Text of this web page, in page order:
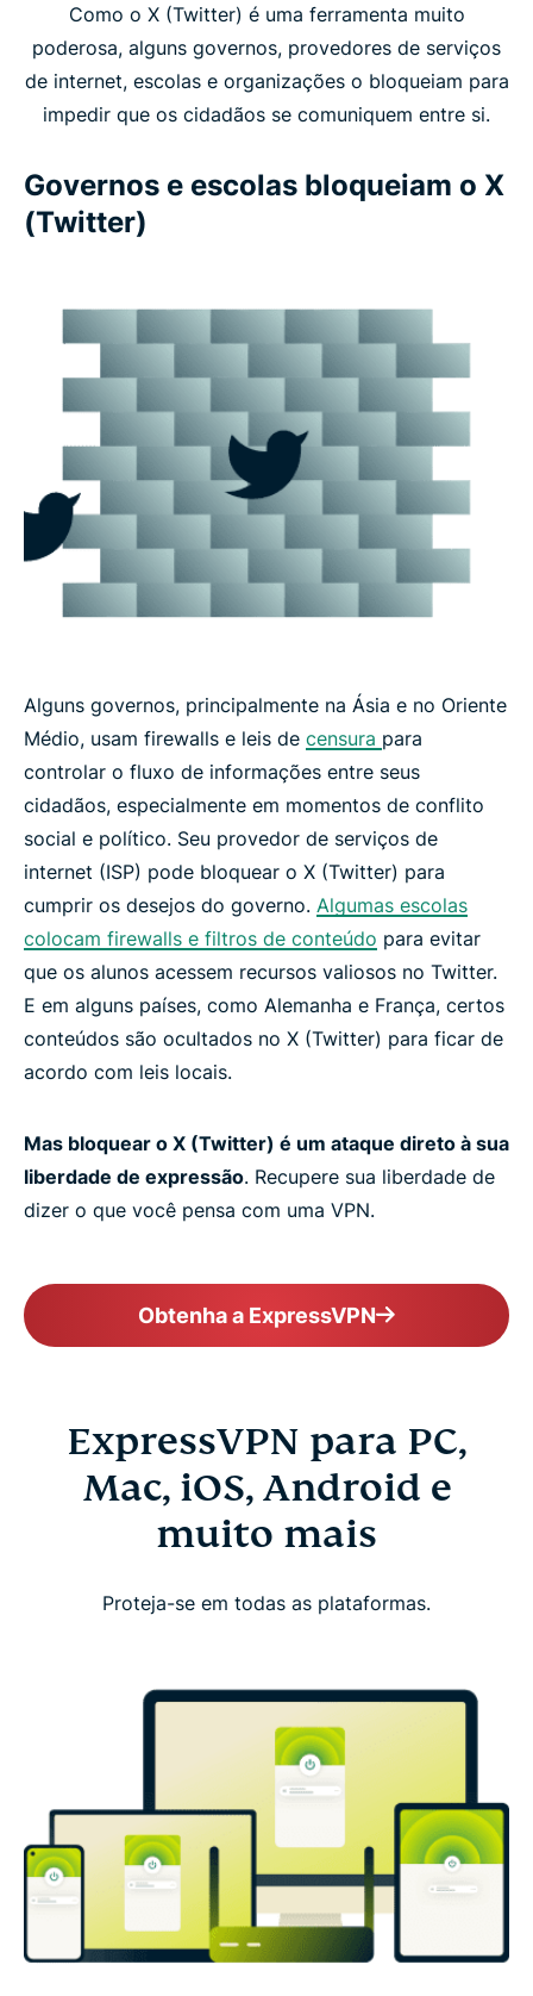
Como o X (Twitter) é uma ferramenta muito
poderosa, alguns governos, provedores de serviços
de internet, escolas e organizações o bloqueiam para
impedir que os cidadãos se comuniquem entre si.
Governos e escolas bloqueiam o X
(Twitter)
Alguns governos, principalmente na Ásia e no Oriente
Médio, usam firewalls e leis de censura para
controlar o fluxo de informações entre seus
cidadãos, especialmente em momentos de conflito
social e político. Seu provedor de serviços de
internet (ISP) pode bloquear o X (Twitter) para
cumprir os desejos do governo. Algumas escolas
colocam firewalls e filtros de conteúdo para evitar
que os alunos acessem recursos valiosos no Twitter.
E em alguns países, como Alemanha e França, certos
conteúdos são ocultados no X (Twitter) para ficar de
acordo com leis locais.
Mas bloquear o X (Twitter) é um ataque direto à sua
liberdade de expressão. Recupere sua liberdade de
dizer o que você pensa com uma VPN.
Obtenha a ExpressVPN
ExpressVPN para PC,
Mac, iOS, Android e
muito mais
Proteja-se em todas as plataformas.